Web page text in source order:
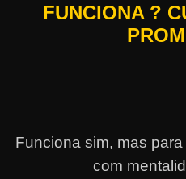
FUNCIONA ?
Funciona sim, mas
com